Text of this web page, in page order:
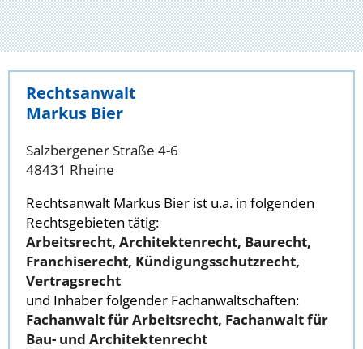
Rechtsanwalt
Markus Bier
Salzbergener Straße 4-6
48431 Rheine
Rechtsanwalt Markus Bier ist u.a. in folgenden
Rechtsgebieten tätig:
Arbeitsrecht, Architektenrecht, Baurecht,
Franchiserecht, Kündigungsschutzrecht,
Vertragsrecht
und Inhaber folgender Fachanwaltschaften:
Fachanwalt für Arbeitsrecht, Fachanwalt für
Bau- und Architektenrecht